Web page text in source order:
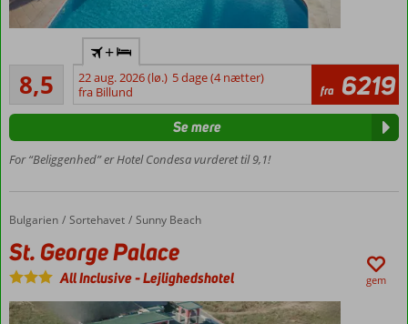
Direkte ved
sandstranden
Tæt på
Alcúdias
centrum
Komfortable
værelser og
Diverse
børnefaciliteter
mulighed
for all
8,5
Alletiders
34
anmeldelser
+
22 aug. 2026 (lø.) 5 dage (4 nætter)
fra Billund
fra 6219
For “Beliggenhed” er Hotel Condesa vurderet til 9,1!
Se mere
Forside
Bulgarien Sortehavet Sunny Beach
St. George Palace
St. George Palace
All Inclusive-Lejlighedshotel gem